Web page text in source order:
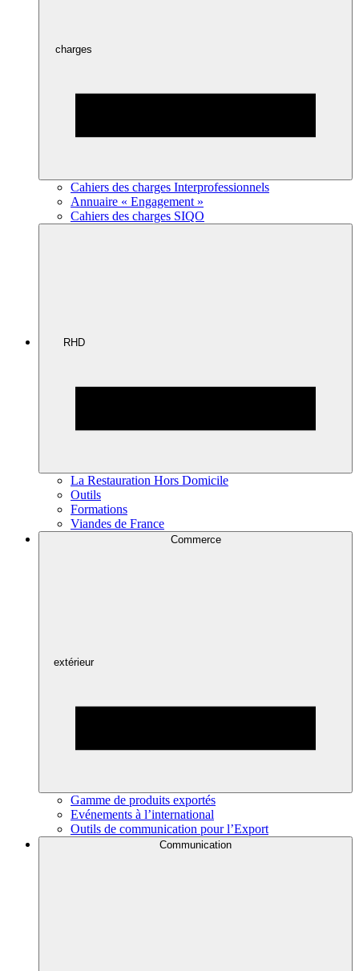
charges
Cahiers des charges Interprofessionnels
Annuaire « Engagement »
Cahiers des charges SIQO
RHD
La Restauration Hors Domicile
Outils
Formations
Viandes de France
Commerce
extérieur
Gamme de produits exportés
Evénements à l’international
Outils de communication pour l’Export
Communication